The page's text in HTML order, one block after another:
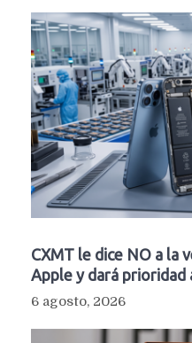
CXMT le dice NO a la
Apple y dará prioridad
6 agosto, 2026